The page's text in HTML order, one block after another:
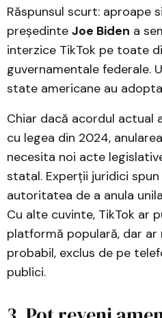
Răspunsul scurt: aproape
președinte Joe Biden a
interzice TikTok pe toate
guvernamentale federale.
state americane au
Chiar dacă acordul actual
cu legea din 2024,
necesita noi acte
statal. Experții juridici
autoritatea de a anula
Cu alte cuvinte, TikTok ar
platformă populară, dar ar
probabil, exclus de pe
publici.